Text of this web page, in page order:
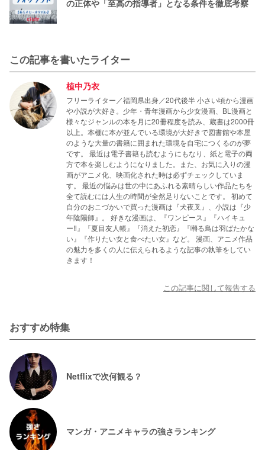
の正体や「至高の指導者」となる条件を徹底考察
この記事を書いたライター
植中乃衣
フリーライター／福岡県出身／20代後半 小さい頃から漫画
や小説が大好き。少年・青年漫画から少女漫画、BL漫画と
様々なジャンルの本を月に20冊程度を読み、蔵書は2000冊
以上。本棚に本が並んでいる環境が大好きで図書館や本屋
のような大量の書籍に囲まれた環境を自宅につくるのが夢
です。 最近は電子書籍も読むようにもなり、紙と電子の両
方で本を楽しむようになりました。また、お気に入りの漫
画がアニメ化、映画化された時は必ずチェックしていま
す。 最近の悩みは世の中にあふれる素晴らしい作品たちを
全て読むには人生の時間が全然足りないことです。 初めて
自分のおこづかいで買った漫画は『犬夜叉』、小説は『少
年陰陽師』。 好きな漫画は、『ワンピース』『ハイキュ
ー‼』『夏目友人帳』『消えた初恋』『囀る鳥は羽ばたかな
い』『作りたい女と食べたい女』など。 漫画、アニメ作品
の魅力を多くの人に伝えられるような記事の執筆をしてい
きます！
この記事に関して報告する
おすすめ特集
Netflixで次何観る？
マンガ・アニメキャラの強さランキング